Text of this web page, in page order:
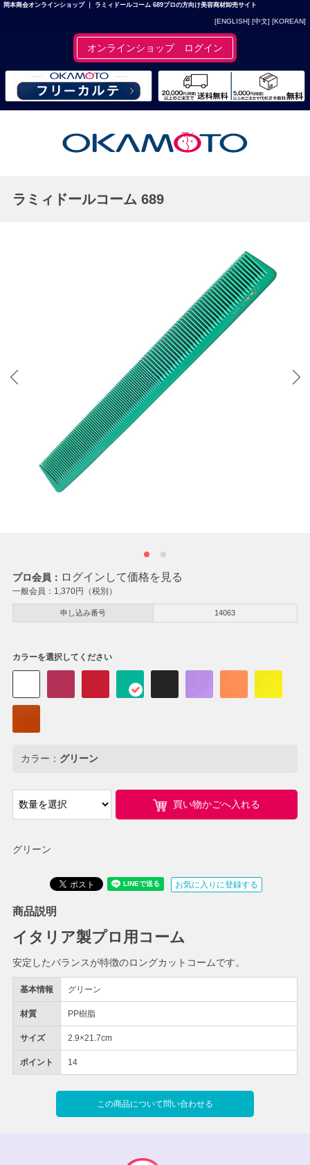
岡本商会オンラインショップ ｜ ラミィドールコーム 689プロの方向け美容商材卸売サイト
[ENGLISH] [中文] [KOREAN]
オンラインショップ ログイン
ラミィドールコーム 689
プロ会員： ログインして価格を見る
一般会員： 1,370円（税別）
申し込み番号 14063
グリーン
基本情報 グリーン
材質 PP樹脂
サイズ 2.9×21.7cm
ポイント 14
カラーを選択してください
カラー： グリーン
買い物かごへ入れる
お気に入りに登録する
この商品について問い合わせる
商品説明
イタリア製プロ用コーム
安定したバランスが特徴のロングカットコームです。